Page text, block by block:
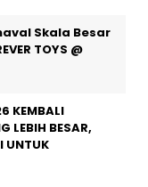
Skala Besar
TOYS @
KEMBALI
LEBIH BESAR,
UNTUK